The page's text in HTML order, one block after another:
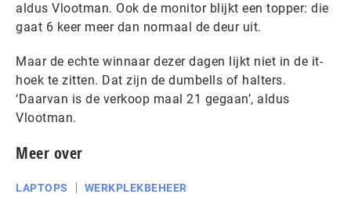
aldus Vlootman. Ook de monitor blijkt een topper: die
gaat 6 keer meer dan normaal de deur uit.
Maar de echte winnaar dezer dagen lijkt niet in de it-
hoek te zitten. Dat zijn de dumbells of halters.
‘Daarvan is de verkoop maal 21 gegaan’, aldus
Vlootman.
Meer over
LAPTOPS WERKPLEKBEHEER